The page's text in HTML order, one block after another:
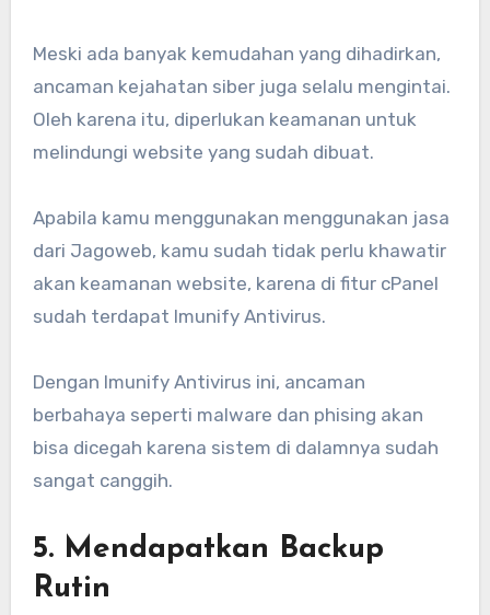
Meski ada banyak kemudahan yang dihadirkan,
ancaman kejahatan siber juga selalu mengintai.
Oleh karena itu, diperlukan keamanan untuk
melindungi website yang sudah dibuat.
Apabila kamu menggunakan menggunakan jasa
dari Jagoweb, kamu sudah tidak perlu khawatir
akan keamanan website, karena di fitur cPanel
sudah terdapat Imunify Antivirus.
Dengan Imunify Antivirus ini, ancaman
berbahaya seperti malware dan phising akan
bisa dicegah karena sistem di dalamnya sudah
sangat canggih.
5. Mendapatkan Backup
Rutin